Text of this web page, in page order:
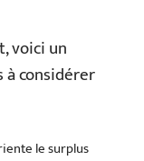
voici un
à considérer
le surplus